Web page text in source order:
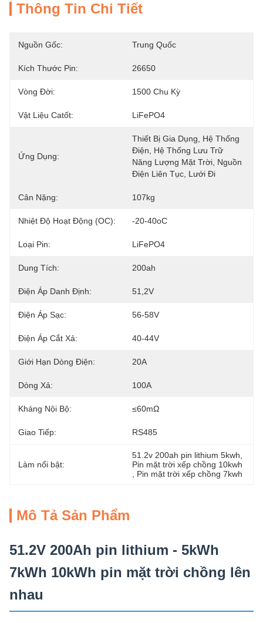
Thông Tin Chi Tiết
Nguồn Gốc: Trung Quốc
Kích Thước Pin: 26650
Vòng Đời: 1500 Chu Kỳ
Vật Liệu Catốt: LiFePO4
Ứng Dụng:
Thiết Bị Gia Dụng, Hệ Thống
Điện, Hệ Thống Lưu Trữ
Năng Lượng Mặt Trời, Nguồn
Điện Liên Tục, Lưới Đi
Cân Nặng: 107kg
Nhiệt Độ Hoạt Động (oC): -20-40oC
Loại Pin: LiFePO4
Dung Tích: 200ah
Điện Áp Danh Định: 51,2V
Điện Áp Sạc: 56-58V
Điện Áp Cắt Xả: 40-44V
Giới Hạn Dòng Điện: 20A
Dòng Xả: 100A
Kháng Nội Bộ: ≤60mΩ
Giao Tiếp: RS485
Làm nổi bật:
51.2v 200ah pin lithium 5kwh
Pin mặt trời xếp chồng 10kwh
Pin mặt trời xếp chồng 7kwh
Mô Tả Sản Phẩm
51.2V 200Ah pin lithium - 5kWh
7kWh 10kWh pin mặt trời chồng lên
nhau